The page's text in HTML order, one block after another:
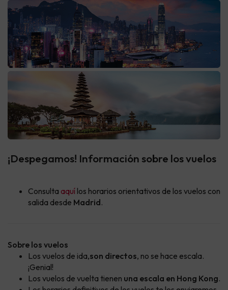
¡Despegamos! Información sobre los vuelos
Consulta aquí los horarios orientativos de los vuelos con
salida desde Madrid.
Sobre los vuelos
Los vuelos de ida,son directos, no se hace escala.
¡Genial!
Los vuelos de vuelta tienen una escala en Hong Kong.